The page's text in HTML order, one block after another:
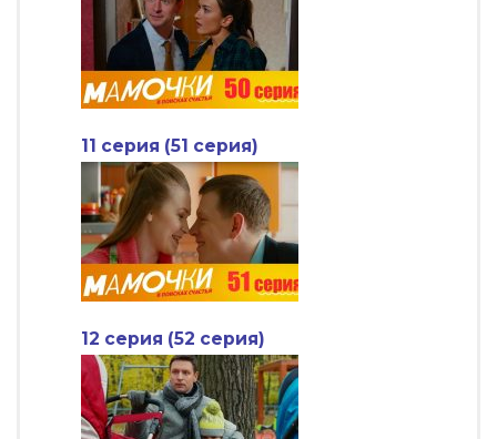
11 серия (51 серия)
12 серия (52 серия)